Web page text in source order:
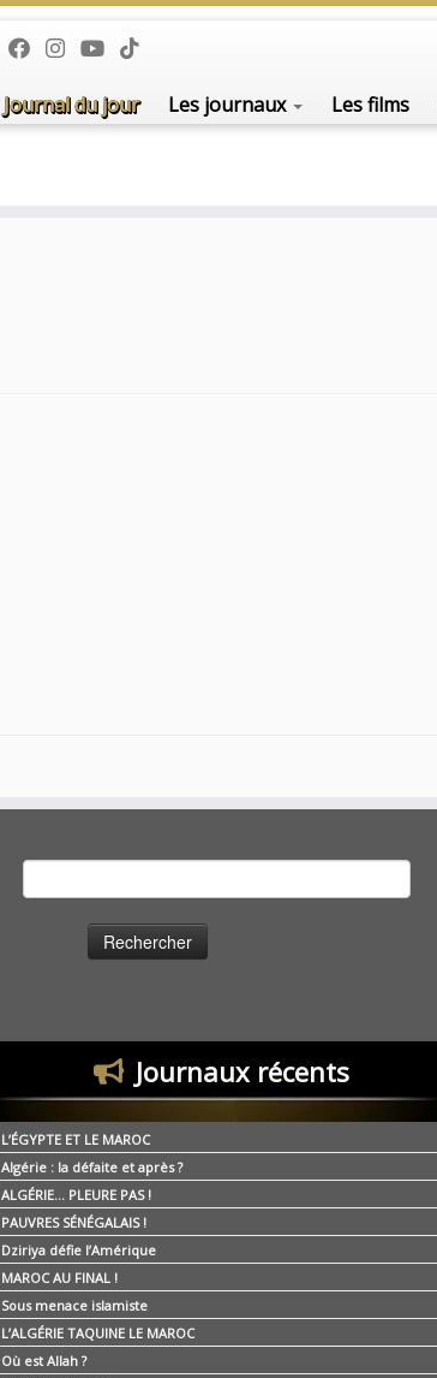
Journal du jour Les journaux Les films
Journaux récents
L’ÉGYPTE ET LE MAROC
Algérie : la défaite et après ?
ALGÉRIE… PLEURE PAS !
PAUVRES SÉNÉGALAIS !
Dziriya défie l’Amérique
MAROC AU FINAL !
Sous menace islamiste
L’ALGÉRIE TAQUINE LE MAROC
Où est Allah ?